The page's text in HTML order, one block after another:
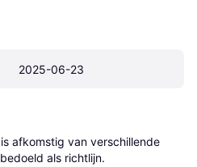
2025-06-23
afkomstig van verschillende
als richtlijn.